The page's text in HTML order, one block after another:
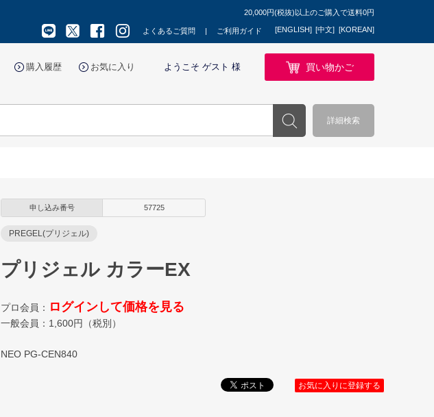
20,000円(税抜)以上のご購入で送料0円
よくあるご質問 ご利用ガイド [ENGLISH] [中文] [KOREAN]
購入履歴 お気に入り ようこそ ゲスト 様 買い物かご
詳細検索
申し込み番号 57725
PREGEL(プリジェル)
プリジェル カラーEX
プロ会員： ログインして価格を見る
一般会員： 1,600円（税別）
NEO PG-CEN840
お気に入りに登録する